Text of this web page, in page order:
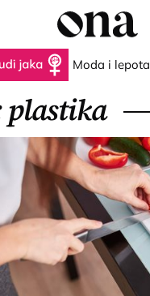
jaka Moda i lepota
plastika